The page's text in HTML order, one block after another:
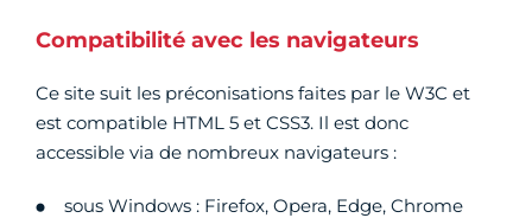
Compatibilité avec les navigateurs
Ce site suit les préconisations faites par le W3C et
est compatible HTML 5 et CSS3. Il est donc
accessible via de nombreux navigateurs :
sous Windows : Firefox, Opera, Edge, Chrome